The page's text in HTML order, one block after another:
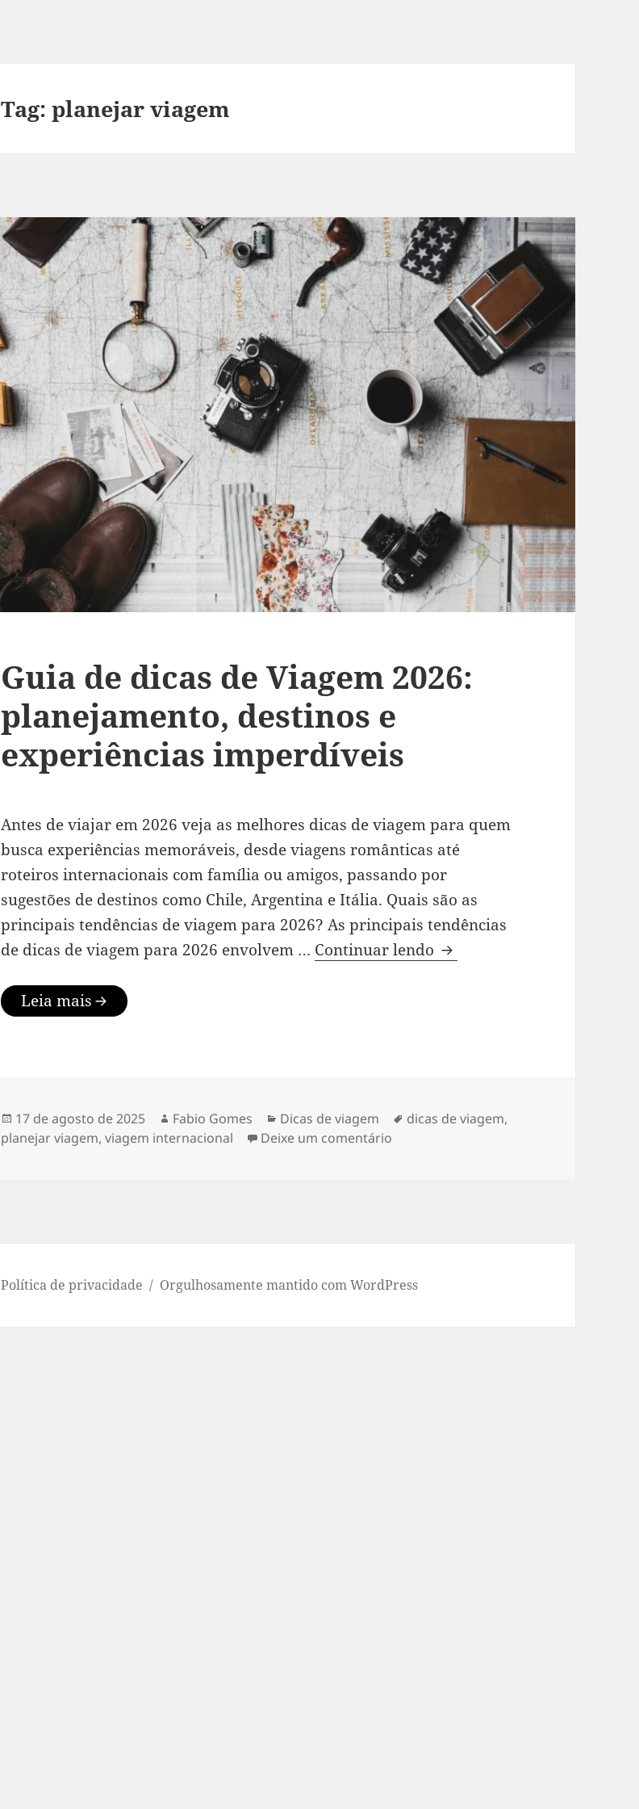
Tag:planejar viagem
Guia de dicas de Viagem 2026:
planejamento, destinos e
experiências imperdíveis
Antes de viajar em 2026 veja as melhores dicas de viagem para quem
busca experiências memoráveis, desde viagens românticas até
roteiros internacionais com família ou amigos, passando por
sugestões de destinos como Chile, Argentina e Itália. Quais são as
principais tendências de viagem para 2026? As principais tendências
de dicas de viagem para 2026 envolvem … Continuar lendo Guia de dicas de Viagem
Leia mais
Publicado
em
17 de agosto de 2025 Autor
Fabio Gomes Categorias
Dicas de viagem Tags
dicas de viagem,
planejar viagem,viagem internacional Deixe um comentário
Política de privacidade Orgulhosamente mantido com WordPress